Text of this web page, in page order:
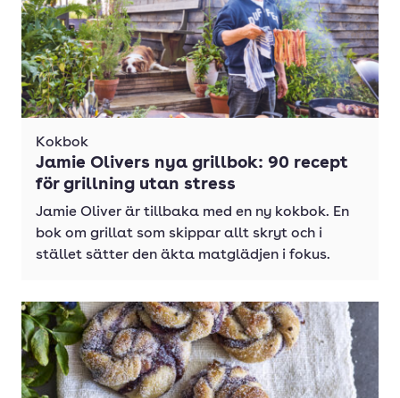
Kokbok
Jamie Olivers nya grillbok: 90 recept
för grillning utan stress
Jamie Oliver är tillbaka med en ny kokbok. En
bok om grillat som skippar allt skryt och i
stället sätter den äkta matglädjen i fokus.